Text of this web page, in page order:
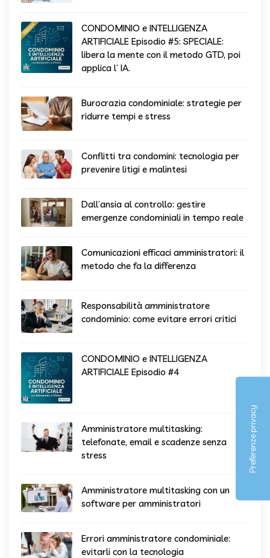
CONDOMINIO e INTELLIGENZA
ARTIFICIALE Episodio #5: SPECIALE:
libera la mente con il metodo GTD, poi
applica l’ IA.
Burocrazia condominiale: strategie per
ridurre tempi e stress
Conflitti tra condomini: tecnologia per
prevenire litigi e malintesi
Dall’ansia al controllo: gestire
emergenze condominiali in tempo reale
Comunicazioni efficaci amministratori: il
metodo che fa la differenza
Responsabilità amministratore
condominio: come evitare errori critici
CONDOMINIO e INTELLIGENZA
ARTIFICIALE Episodio #4
Amministratore multitasking:
telefonate, email e scadenze senza
stress
Amministratore multitasking con un
software per amministratori
Errori amministratore condominiale:
evitarli con la tecnologia